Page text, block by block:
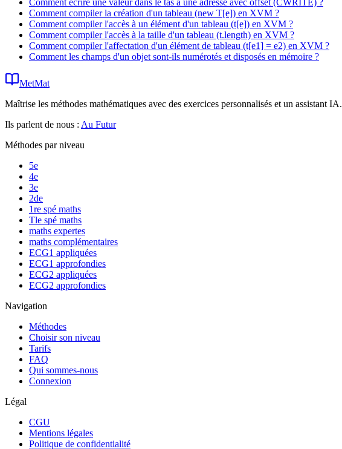
Comment compiler la création d'un tableau (new T[e]) en XVM ?
Comment compiler l'accès à un élément d'un tableau (t[e]) en XVM ?
Comment compiler l'accès à la taille d'un tableau (t.length) en XVM ?
Comment compiler l'affectation d'un élément de tableau (t[e1] = e2) en XVM ?
Comment les champs d'un objet sont-ils numérotés et disposés en mémoire ?
MetMat
Maîtrise les méthodes mathématiques avec des exercices personnalisés et un assistant IA.
Ils parlent de nous : Au Futur
Méthodes par niveau
5e
4e
3e
2de
1re spé maths
Tle spé maths
maths expertes
maths complémentaires
ECG1 appliquées
ECG1 approfondies
ECG2 appliquées
ECG2 approfondies
Navigation
Méthodes
Choisir son niveau
Tarifs
FAQ
Qui sommes-nous
Connexion
Légal
CGU
Mentions légales
Politique de confidentialité